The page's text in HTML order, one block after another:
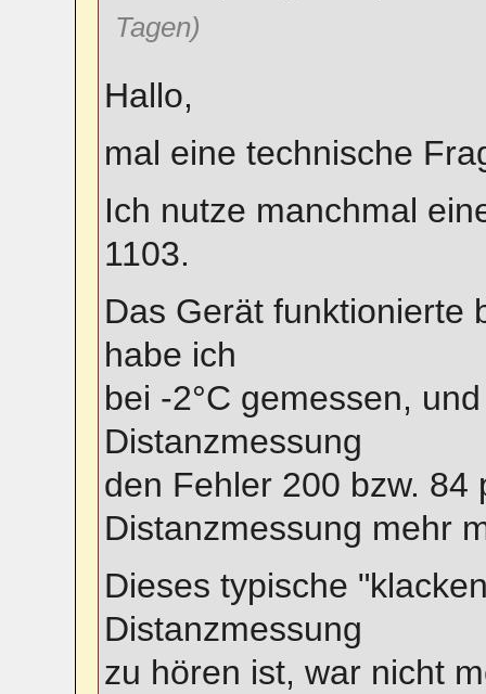
Tagen)
Hallo,
mal eine technische
Ich nutze manchmal
1103.
Das Gerät funktionierte
habe ich
bei -2°C gemessen,
Distanzmessung
den Fehler 200 bzw. 84
Distanzmessung mehr
Dieses typische
Distanzmessung
zu hören ist, war nicht